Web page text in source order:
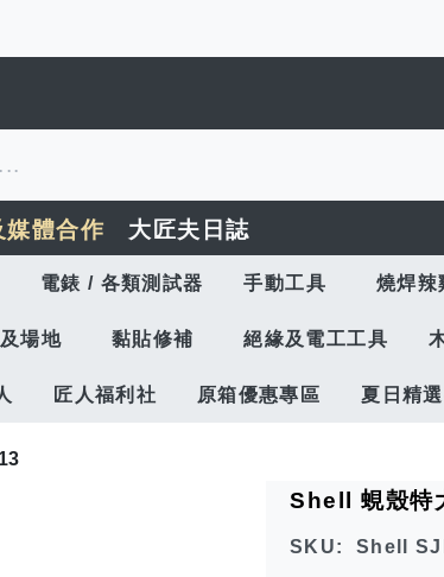
體合作 大匠夫日誌
電錶 / 各類測試器 手動工具 燒焊辣
場地 黏貼修補 絕緣及電工工具
匠人福利社 原箱優惠專區 夏日精
Shell 蜆殼特
SKU Shell